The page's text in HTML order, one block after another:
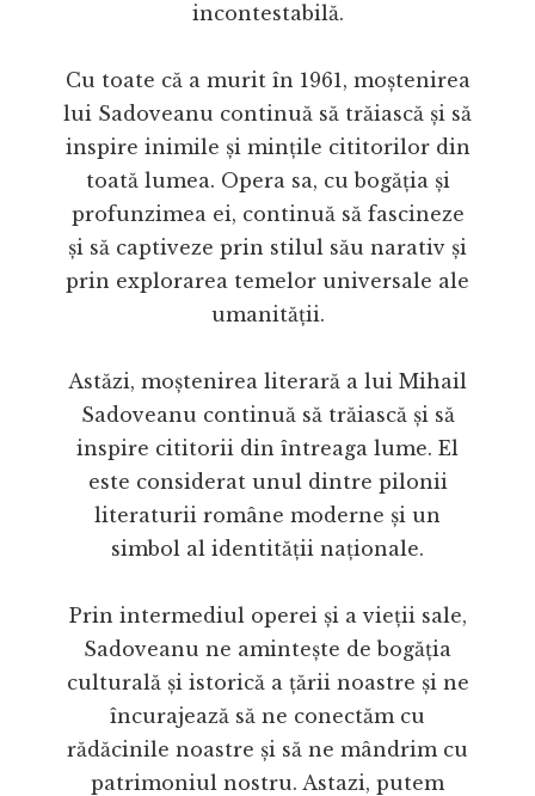
incontestabilă.
Cu toate că a murit în 1961, moștenirea
lui Sadoveanu continuă să trăiască și să
inspire inimile și mințile cititorilor din
toată lumea. Opera sa, cu bogăția și
profunzimea ei, continuă să fascineze
și să captiveze prin stilul său narativ și
prin explorarea temelor universale ale
umanității.
Astăzi, moștenirea literară a lui Mihail
Sadoveanu continuă să trăiască și să
inspire cititorii din întreaga lume. El
este considerat unul dintre pilonii
literaturii române moderne și un
simbol al identității naționale.
Prin intermediul operei și a vieții sale,
Sadoveanu ne amintește de bogăția
culturală și istorică a țării noastre și ne
încurajează să ne conectăm cu
rădăcinile noastre și să ne mândrim cu
patrimoniul nostru. Astazi, putem